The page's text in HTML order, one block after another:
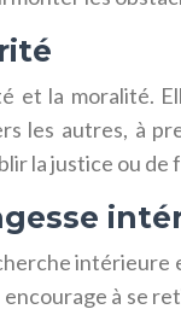
et la moralité.
les autres, à
la justice ou
encourage à